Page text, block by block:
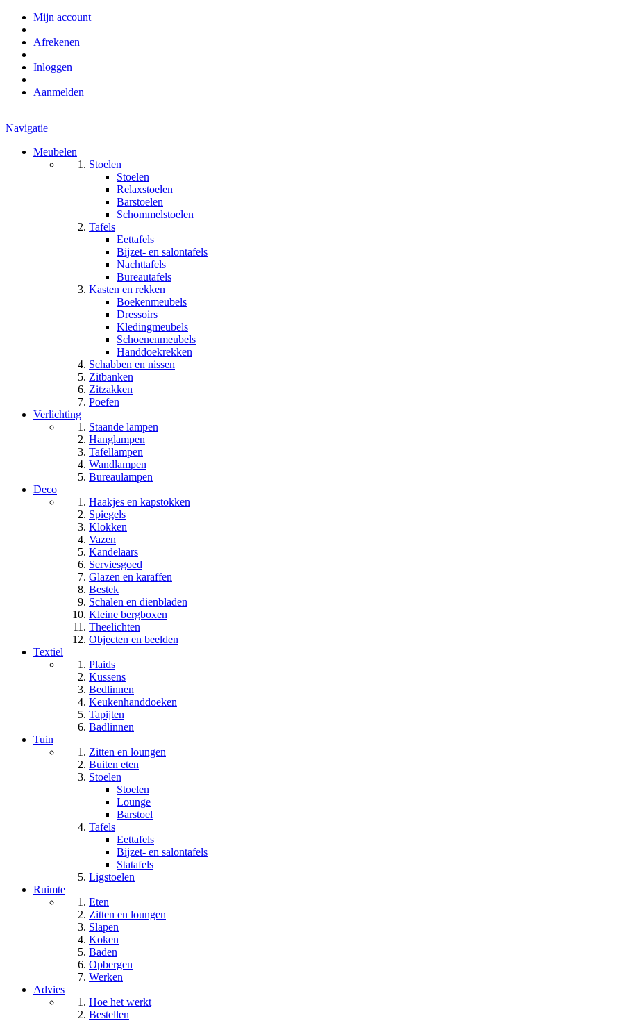
Mijn account
Afrekenen
Inloggen
Aanmelden
Navigatie
Meubelen
Stoelen
Stoelen
Relaxstoelen
Barstoelen
Schommelstoelen
Tafels
Eettafels
Bijzet- en salontafels
Nachttafels
Bureautafels
Kasten en rekken
Boekenmeubels
Dressoirs
Kledingmeubels
Schoenenmeubels
Handdoekrekken
Schabben en nissen
Zitbanken
Zitzakken
Poefen
Verlichting
Staande lampen
Hanglampen
Tafellampen
Wandlampen
Bureaulampen
Deco
Haakjes en kapstokken
Spiegels
Klokken
Vazen
Kandelaars
Serviesgoed
Glazen en karaffen
Bestek
Schalen en dienbladen
Kleine bergboxen
Theelichten
Objecten en beelden
Textiel
Plaids
Kussens
Bedlinnen
Keukenhanddoeken
Tapijten
Badlinnen
Tuin
Zitten en loungen
Buiten eten
Stoelen
Stoelen
Lounge
Barstoel
Tafels
Eettafels
Bijzet- en salontafels
Statafels
Ligstoelen
Ruimte
Eten
Zitten en loungen
Slapen
Koken
Baden
Opbergen
Werken
Advies
Hoe het werkt
Bestellen